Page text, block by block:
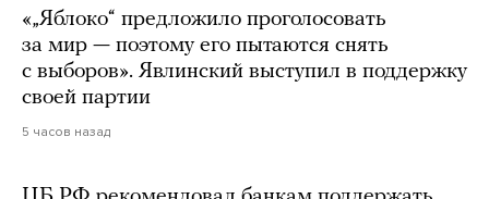
«„Яблоко“ предложило проголосовать
за мир — поэтому его пытаются снять
с выборов». Явлинский выступил в поддержку
своей партии
5 часов назад